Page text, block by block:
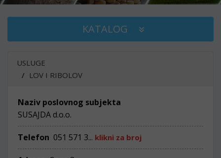
KATALOG
USLUGE
LOV I RIBOLOV
Naziv poslovnog subjekta
SUSAJDA d.o.o.
Telefon 051 571 3... klikni za broj